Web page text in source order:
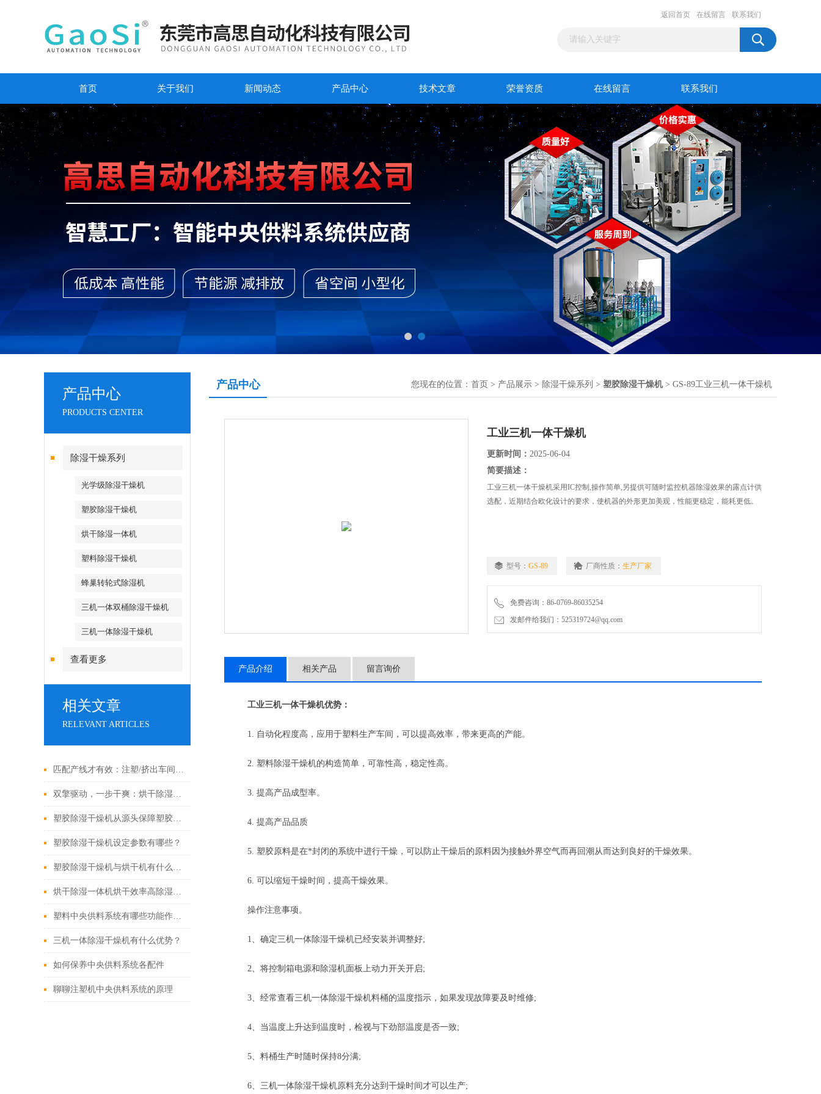
返回首页 在线留言 联系我们
首页 关于我们 新闻动态 产品中心 技术文章 荣誉资质 在线留言 联系我们
产品中心
PRODUCTS CENTER
除湿干燥系列
光学级除湿干燥机
塑胶除湿干燥机
烘干除湿一体机
塑料除湿干燥机
蜂巢转轮式除湿机
三机一体双桶除湿干燥机
三机一体除湿干燥机
查看更多
相关文章
RELEVANT ARTICLES
匹配产线才有效：注塑/挤出车间中央供料系统选型策略与工艺校核
双擎驱动，一步干爽：烘干除湿一体机，高效能干燥的集成解决方案
塑胶除湿干燥机从源头保障塑胶制品品质
塑胶除湿干燥机设定参数有哪些？
塑胶除湿干燥机与烘干机有什么区别？
烘干除湿一体机烘干效率高除湿效果好
塑料中央供料系统有哪些功能作用？
三机一体除湿干燥机有什么优势？
如何保养中央供料系统各配件
聊聊注塑机中央供料系统的原理
产品中心 您现在的位置： 首页 > 产品展示 > 除湿干燥系列 > 塑胶除湿干燥机> GS-89工业三机一体干燥机
工业三机一体干燥机
更新时间： 2025-06-04
简要描述：
工业三机一体干燥机采用IC控制,操作简单,另提供可随时监控机器除湿效果的露点计供
选配，近期结合欧化设计的要求，使机器的外形更加美观，性能更稳定，能耗更低。
型号： GS-89 厂商性质： 生产厂家
免费咨询：86-0769-86035254
发邮件给我们：525319724@qq.com
产品介绍 相关产品 留言询价
工业三机一体干燥机优势：
1. 自动化程度高，应用于塑料生产车间，可以提高效率，带来更高的产能。
2. 塑料除湿干燥机的构造简单，可靠性高，稳定性高。
3. 提高产品成型率。
4. 提高产品品质
5. 塑胶原料是在*封闭的系统中进行干燥，可以防止干燥后的原料因为接触外界空气而再回潮从而达到良好的干燥效果。
6. 可以缩短干燥时间，提高干燥效果。
操作注意事项。
1、确定三机一体除湿干燥机已经安装并调整好;
2、将控制箱电源和除湿机面板上动力开关开启;
3、经常查看三机一体除湿干燥机料桶的温度指示，如果发现故障要及时维修;
4、当温度上升达到温度时，检视与下劲部温度是否一致;
5、料桶生产时随时保持8分满;
6、三机一体除湿干燥机原料充分达到干燥时间才可以生产;